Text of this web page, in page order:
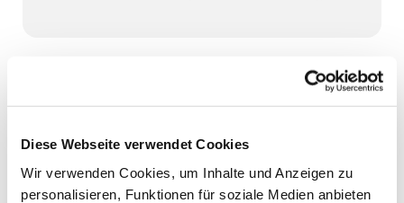
Diese Webseite verwendet Cookies
Wir verwenden Cookies, um Inhalte und Anzeigen zu
personalisieren, Funktionen für soziale Medien anbieten